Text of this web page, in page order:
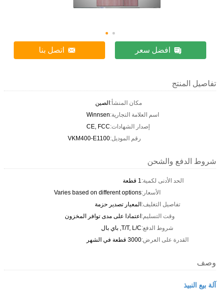
افضل سعر اتصل بنا
تفاصيل المنتج
مكان المنشأ:الصين
اسم العلامة التجارية:Winnsen
إصدار الشهادات:CE, FCC
رقم الموديل:VKM400-E1100
شروط الدفع والشحن
الحد الأدنى لكمية:1 قطعة
الأسعار:Varies based on different options
تفاصيل التغليف:المعيار تصدير حزمة
وقت التسليم:اعتمادا على مدى توافر المخزون
شروط الدفع:T/T, L/C, باي بال
القدرة على العرض:3000 قطعة في الشهر
وصف
آلة بيع النبيذ